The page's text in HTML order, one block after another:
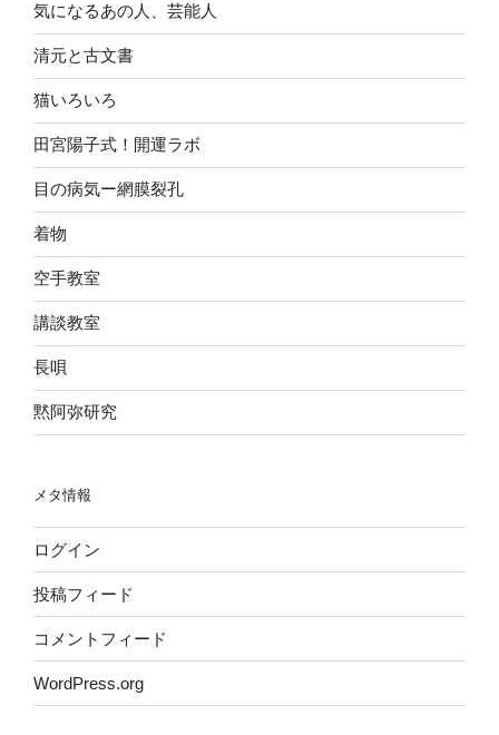
気になるあの人、芸能人
清元と古文書
猫いろいろ
田宮陽子式！開運ラボ
目の病気ー網膜裂孔
着物
空手教室
講談教室
長唄
黙阿弥研究
メタ情報
ログイン
投稿フィード
コメントフィード
WordPress.org